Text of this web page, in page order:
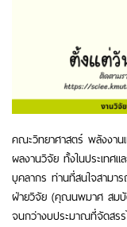
คณะวิทยาศาสตร์ พลังงาน
ผลงานวิจัย ทั้งในประเทศ
บุคลากร ท่านที่สนใจสามาร
ฝ่ายวิจัย (คุณนพมาศ สมบั
จนกว่างบประมาณที่จัดสร